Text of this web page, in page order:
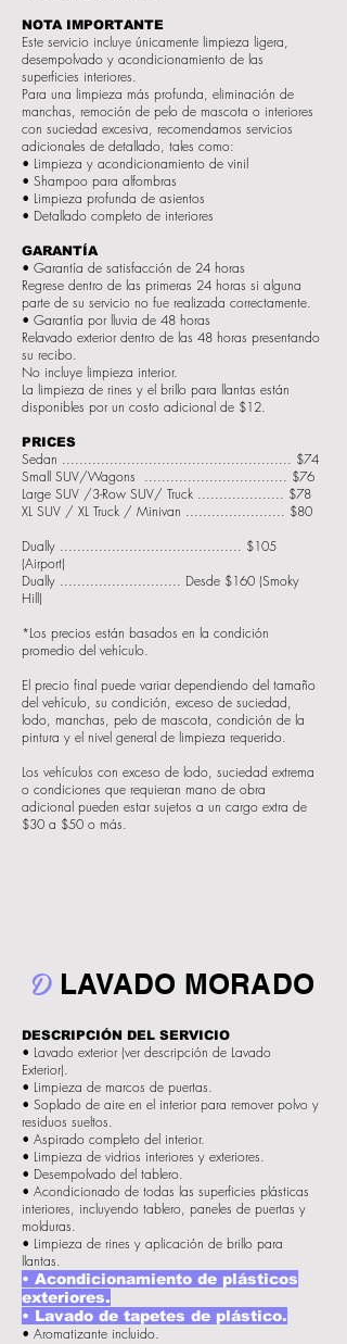
NOTA IMPORTANTE
Este servicio incluye únicamente limpieza ligera,
desempolvado y acondicionamiento de las
superficies interiores.
Para una limpieza más profunda, eliminación de
manchas, remoción de pelo de mascota o interiores
con suciedad excesiva, recomendamos servicios
adicionales de detallado, tales como:
• Limpieza y acondicionamiento de vinil
• Shampoo para alfombras
• Limpieza profunda de asientos
• Detallado completo de interiores
GARANTÍA
• Garantía de satisfacción de 24 horas
Regrese dentro de las primeras 24 horas si alguna
parte de su servicio no fue realizada correctamente.
• Garantía por lluvia de 48 horas
Relavado exterior dentro de las 48 horas presentando
su recibo.
No incluye limpieza interior.
La limpieza de rines y el brillo para llantas están
disponibles por un costo adicional de $12.
PRICES
Sedan ..................................................... $74
Small SUV/Wagons ................................. $76
Large SUV /3-Row SUV/ Truck .................... $78
XL SUV / XL Truck / Minivan ....................... $80
Dually .......................................... $105
(Airport)
Dually ............................ Desde $160 (Smoky
Hill)
*Los precios están basados en la condición
promedio del vehículo.
El precio final puede variar dependiendo del tamaño
del vehículo, su condición, exceso de suciedad,
lodo, manchas, pelo de mascota, condición de la
pintura y el nivel general de limpieza requerido.
Los vehículos con exceso de lodo, suciedad extrema
o condiciones que requieran mano de obra
adicional pueden estar sujetos a un cargo extra de
$30 a $50 o más.
D LAVADO MORADO
DESCRIPCIÓN DEL SERVICIO
• Lavado exterior (ver descripción de Lavado
Exterior).
• Limpieza de marcos de puertas.
• Soplado de aire en el interior para remover polvo y
residuos sueltos.
• Aspirado completo del interior.
• Limpieza de vidrios interiores y exteriores.
• Desempolvado del tablero.
• Acondicionado de todas las superficies plásticas
interiores, incluyendo tablero, paneles de puertas y
molduras.
• Limpieza de rines y aplicación de brillo para
llantas.
• Acondicionamiento de plásticos
exteriores.
• Lavado de tapetes de plástico.
• Aromatizante incluido.